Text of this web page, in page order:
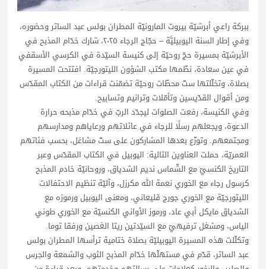
ببركة راعي أبرشيّة بيروت المارونيّة المطران بولس عبد الساتر وحضوره،
وفي إطار السنة اليوبيليَّة – حجّاج الرجاء ٢٠٢٥، شارك خدّام المذبح في
الأبرشيّة بمسيرة حجّ روحيّة إلى كنيسة السيّدة في الكرسي الأسقفي
في عين سعادة، نظّمها مكتب الشؤون الليتورجيّة. افتتحت المسيرة
بصلاة، وتخلّلتها ستّ محطّات روحيّة تضمّنت قراءات من الكتاب المقدّس
ومن أقوال القدّيسين وتأمّلات وترانيم وتسابيح.
وفي الكنيسة، رفعت الصلوات ليجدّد الربّ في خدّام مذبحه حرارة
الدعوة، ويجعلهم رسلًا للرجاء في عائلاتهم ورعاياهم ومدارسهم
ومجتمعهم. وتوزّع بعدها المشاركون على ستّ مشاغل، بحسب فئاتهم
العمريّة، حملت العناوين التالية: اليوبيل في الكتاب المقدّس وعبر
التاريخ الكنسيّ مع الشّماس نديم الشدياق، وروحانيّة خادم المذبح
كرسول رجاء مع الخوري نعمة الله مكرزل، وآليّة تنظيم الاحتفالات
الليتورجيّة مع الخوري جورج قليعاني، ومعنى اليوبيل ورموزه مع
الشدياق مايكل أبي عاد، ورموز الأواني الكنسيّة مع الخوري طوني
الياس، ومشغل ترفيهيّ مع السيّدتين ريتا الغصين ورفقا توما.
وتكلّلت هذه المسيرة اليوبيليّة بصلاة ختامية ترأسها المطران بولس
عبد الساتر، قدّم في مستهلّها خدّام المذبح الثوب والشمعة والجرس